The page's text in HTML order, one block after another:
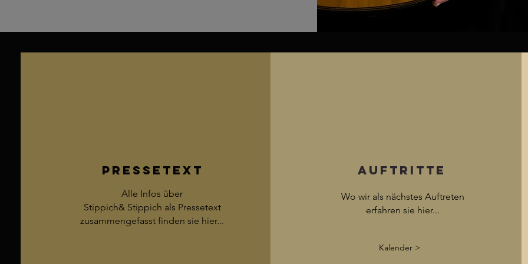
Pressetext
Alle Infos über
Stippich& Stippich als Pressetext
zusammengefasst finden sie hier...
Auftritte
Wo wir als nächstes Auftreten
erfahren sie hier...
Kalender >